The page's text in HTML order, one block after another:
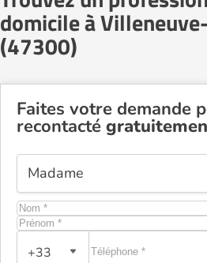
domicile à
(47300)
Faites votre demande
recontacté
+33